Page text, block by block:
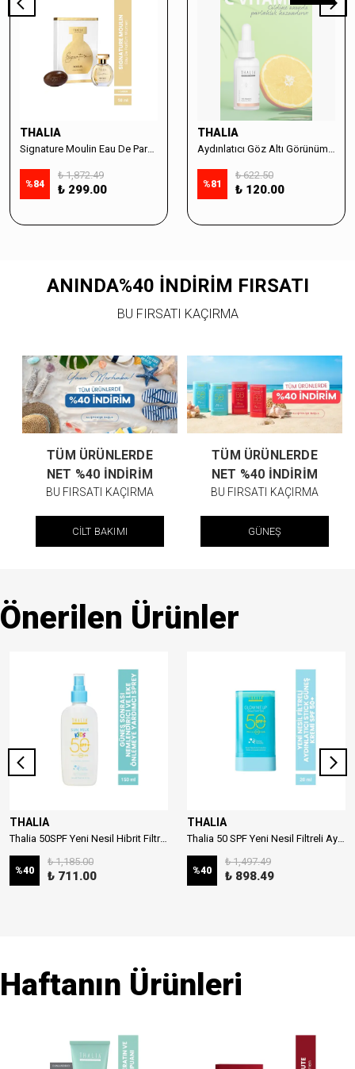
THALIA
Signature Moulin Eau De Parfüm Women 50ml & Sabun Seti
%84
₺ 1,872.49
₺ 299.00
THALIA
%81
₺ 622.50
₺ 120.00
ANINDA%40 İNDİRİM FIRSATI
BU FIRSATI KAÇIRMA
TÜM ÜRÜNLERDE
NET %40 İNDİRİM
BU FIRSATI KAÇIRMA
CİLT BAKIMI
TÜM ÜRÜNLERDE
NET %40 İNDİRİM
BU FIRSATI KAÇIRMA
GÜNEŞ
Önerilen Ürünler
THALIA
Thalia 50SPF Yeni Nesil Hibrit Filtreli Çocuk Güneş Sütü 150ml
%40
₺ 1,185.00
₺ 711.00
THALIA
%40
₺ 1,497.49
₺ 898.49
Haftanın Ürünleri